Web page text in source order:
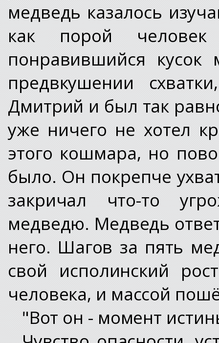
медведь казалось
как порой
понравившийся
предвкушении
Дмитрий и был так
уже ничего не хотел
этого кошмара, но
было. Он покрепче
закричал что-то
медведю. Медведь
него. Шагов за пять
свой исполинский
человека, и массой
"Вот он - момент